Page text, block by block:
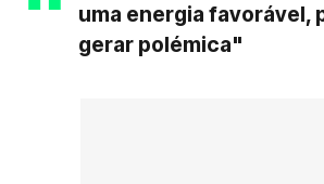
uma energia favorável,
gerar polémica"